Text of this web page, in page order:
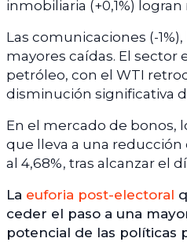
inmobiliaria (+0,1%)
Las comunicaciones (-
mayores caídas. El
petróleo, con el WTI
disminución significativa
En el mercado de bonos,
que lleva a una reducción
al 4,68%, tras alcanzar el
La euforia post-electoral
ceder el paso a una
potencial de las políticas